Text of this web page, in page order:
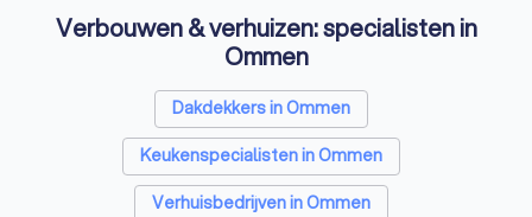
Verbouwen & verhuizen: specialisten in
Ommen
Dakdekkers in Ommen
Keukenspecialisten in Ommen
Verhuisbedrijven in Ommen